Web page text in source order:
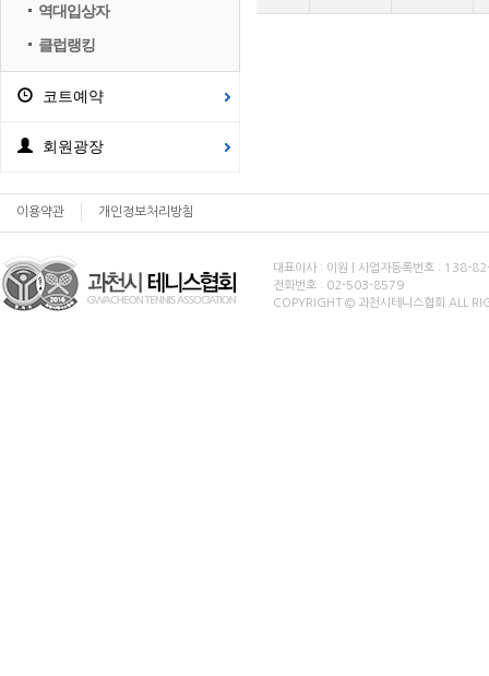
역대입상자
클럽랭킹
코트예약
회원광장
이용약관 개인정보처리방침
대표이사 : 이원 | 사업자등록번호 : 138-
전화번호 : 02-503-8579
COPYRIGHT © 과천시테니스협회 ALL